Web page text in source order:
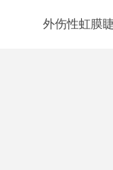
外伤性虹膜